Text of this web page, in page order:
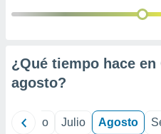
¿Qué tiempo hace
agosto?
Junio Julio Agosto